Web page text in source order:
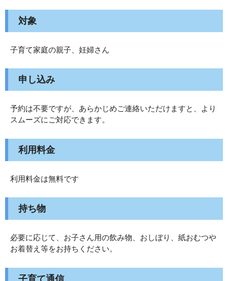
対象
子育て家庭の親子、妊婦さん
申し込み
予約は不要ですが、あらかじめご連絡いただけますと、より
スムーズにご対応できます。
利用料金
利用料金は無料です
持ち物
必要に応じて、お子さん用の飲み物、おしぼり、紙おむつや
お着替え等をお持ちください。
子育て通信